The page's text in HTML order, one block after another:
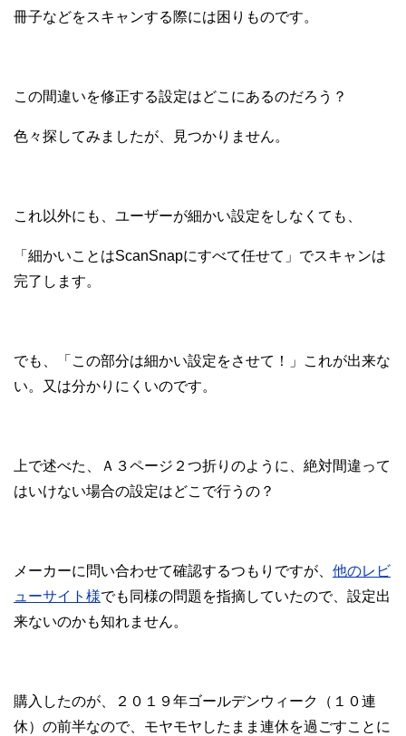
冊子などをスキャンする際には困りものです。
この間違いを修正する設定はどこにあるのだろう？
色々探してみましたが、見つかりません。
これ以外にも、ユーザーが細かい設定をしなくても、
「細かいことはScanSnapにすべて任せて」でスキャンは
完了します。
でも、「この部分は細かい設定をさせて！」これが出来な
い。又は分かりにくいのです。
上で述べた、Ａ３ページ２つ折りのように、絶対間違って
はいけない場合の設定はどこで行うの？
メーカーに問い合わせて確認するつもりですが、 他のレビ
ューサイト様でも同様の問題を指摘していたので、設定出
来ないのかも知れません。
購入したのが、２０１９年ゴールデンウィーク（１０連
休）の前半なので、モヤモヤしたまま連休を過ごすことに